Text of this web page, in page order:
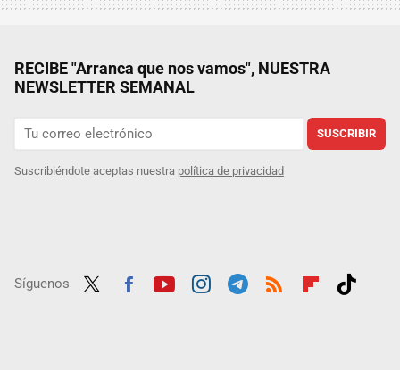
RECIBE "Arranca que nos vamos", NUESTRA
NEWSLETTER SEMANAL
SUSCRIBIR
Suscribiéndote aceptas nuestra política de privacidad
Síguenos